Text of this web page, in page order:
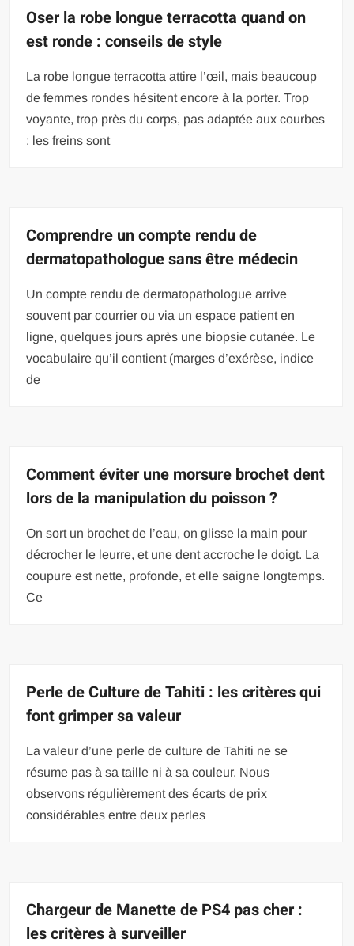
Oser la robe longue terracotta quand on
est ronde : conseils de style
La robe longue terracotta attire l’œil, mais beaucoup
de femmes rondes hésitent encore à la porter. Trop
voyante, trop près du corps, pas adaptée aux courbes
: les freins sont
Comprendre un compte rendu de
dermatopathologue sans être médecin
Un compte rendu de dermatopathologue arrive
souvent par courrier ou via un espace patient en
ligne, quelques jours après une biopsie cutanée. Le
vocabulaire qu’il contient (marges d’exérèse, indice
de
Comment éviter une morsure brochet dent
lors de la manipulation du poisson ?
On sort un brochet de l’eau, on glisse la main pour
décrocher le leurre, et une dent accroche le doigt. La
coupure est nette, profonde, et elle saigne longtemps.
Ce
Perle de Culture de Tahiti : les critères qui
font grimper sa valeur
La valeur d’une perle de culture de Tahiti ne se
résume pas à sa taille ni à sa couleur. Nous
observons régulièrement des écarts de prix
considérables entre deux perles
Chargeur de Manette de PS4 pas cher :
les critères à surveiller